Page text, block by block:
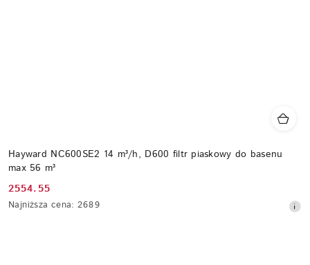
Hayward NC600SE2 14 m³/h, D600 filtr piaskowy do basenu
max 56 m³
Cena
promocyjna:
2554.55
Najniższa
Najniższa cena: 2689